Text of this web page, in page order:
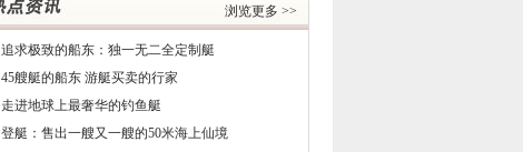
浏览更多 >>
追求极致的船东：独一无二全定制艇
45艘艇的船东 游艇买卖的行家
走进地球上最奢华的钓鱼艇
登艇：售出一艘又一艘的50米海上仙境